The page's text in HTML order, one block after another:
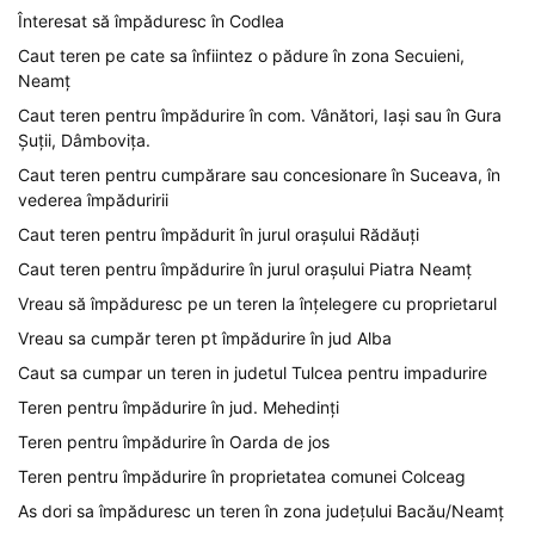
Înteresat să împăduresc în Codlea
Caut teren pe cate sa înfiintez o pădure în zona Secuieni,
Neamț
Caut teren pentru împădurire în com. Vânători, Iași sau în Gura
Șuții, Dâmbovița.
Caut teren pentru cumpărare sau concesionare în Suceava, în
vederea împăduririi
Caut teren pentru împădurit în jurul orașului Rădăuți
Caut teren pentru împădurire în jurul orașului Piatra Neamț
Vreau să împăduresc pe un teren la înțelegere cu proprietarul
Vreau sa cumpăr teren pt împădurire în jud Alba
Caut sa cumpar un teren in judetul Tulcea pentru impadurire
Teren pentru împădurire în jud. Mehedinți
Teren pentru împădurire în Oarda de jos
Teren pentru împădurire în proprietatea comunei Colceag
As dori sa împăduresc un teren în zona județului Bacău/Neamț